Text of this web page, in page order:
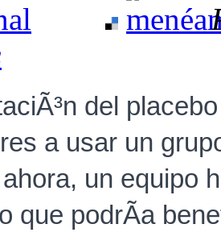
del
a usar un
un equipo
que podrÃ­a